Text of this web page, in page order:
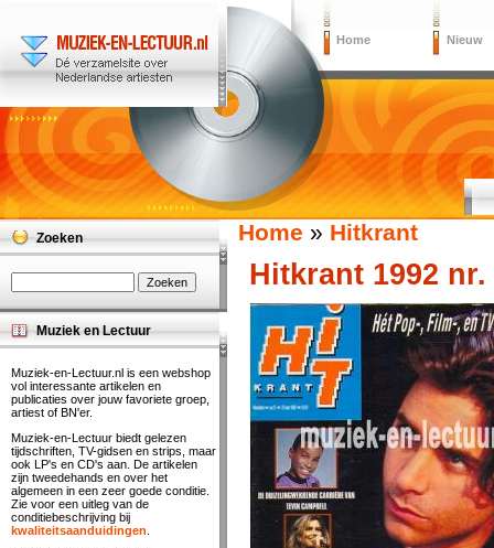
Home Nieuw
Home » Hitkrant
Hitkrant 1992 nr.
Zoeken
Muziek en Lectuur
Muziek-en-Lectuur.nl is een webshop
vol interessante artikelen en
publicaties over jouw favoriete groep,
artiest of BN'er.
Muziek-en-Lectuur biedt gelezen
tijdschriften, TV-gidsen en strips, maar
ook LP's en CD's aan. De artikelen
zijn tweedehands en over het
algemeen in een zeer goede conditie.
Zie voor een uitleg van de
conditiebeschrijving bij
kwaliteitsaanduidingen